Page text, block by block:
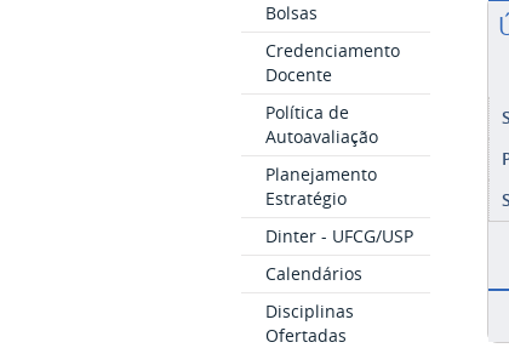
Bolsas
Credenciamento
Docente
Política de
Autoavaliação
Planejamento
Estratégio
Dinter - UFCG/USP
Calendários
Disciplinas
Ofertadas